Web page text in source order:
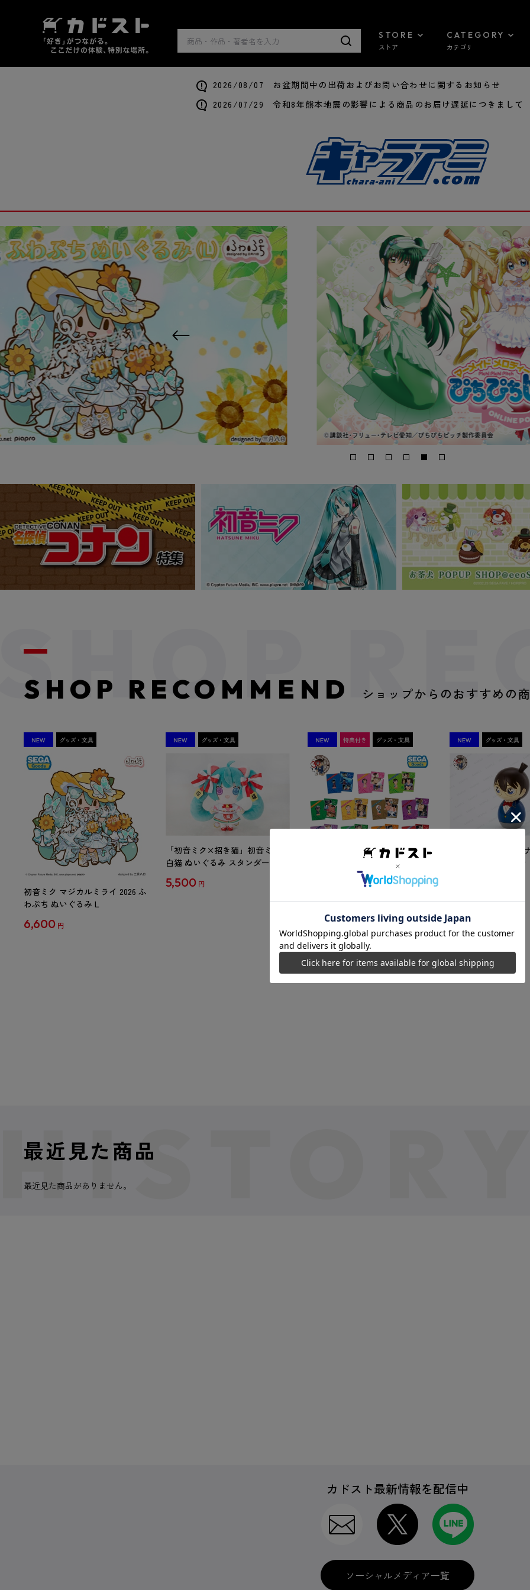
STORE
ストア
CATEGORY
カテゴリ
2026/08/07 お盆期間中の出荷およびお問い合わせに関するお知らせ
2026/07/29 令和8年熊本地震の影響による商品のお届け遅延につきまして
SHOP RECOMMEND ショップからのおすすめの
初音ミク マジカルミライ 2026 ふ
わぷち ぬいぐるみ L
6,600 円
「初音ミク×招き猫」初音ミク
白猫 ぬいぐるみ スタンダード
5,500 円
ナン TVアニメ「名探偵コナン」
30周年記念クリアファイル Vol.2
【1BOX】
8,250
【再販】「名探偵コ
こけし 江戸川コナン
最近見た商品
最近見た商品がありません。
カドスト最新情報を配信中
ソーシャルメディア一覧